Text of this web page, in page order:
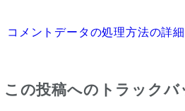
コメントデータの処理方法の詳
この投稿へのトラックバ